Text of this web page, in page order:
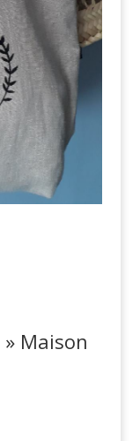
Maison